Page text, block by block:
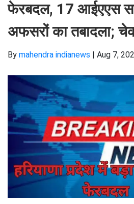
फेरबदल, 17 आईएएस
अफसरों का तबादला;
By mahendra indianews Aug 7,